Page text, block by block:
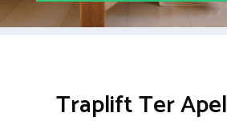
Traplift Ter Apel